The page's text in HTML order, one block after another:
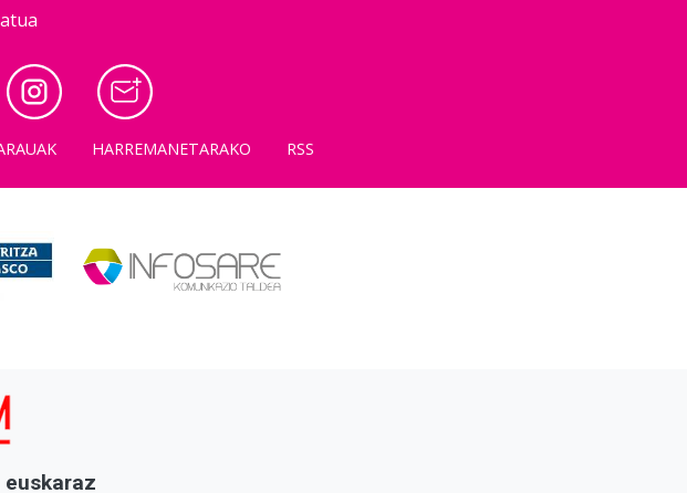
HARREMANETARAKO RSS